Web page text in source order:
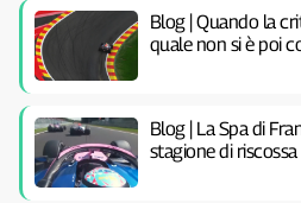
Blog | Quando la
quale non si è poi
Blog | La Spa di
stagione di riscossa